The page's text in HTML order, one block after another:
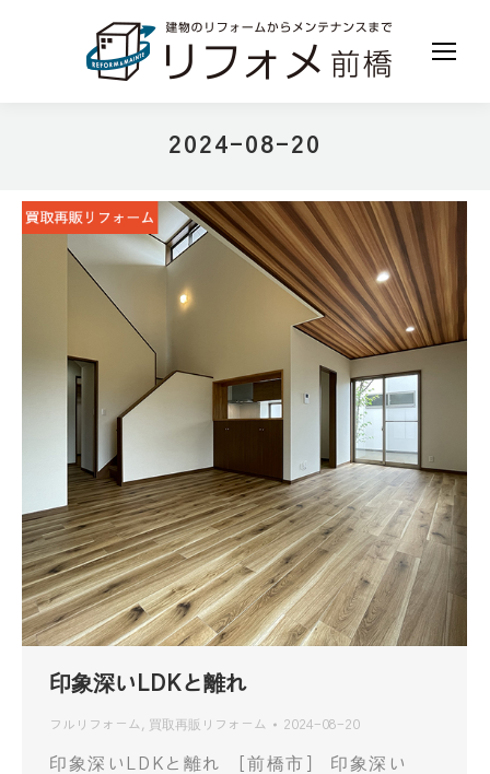
2024-08-20
印象深いLDKと離れ
フルリフォーム 買取再販リフォーム 2024-08-20
印象深いLDKと離れ ［前橋市］ 印象深い